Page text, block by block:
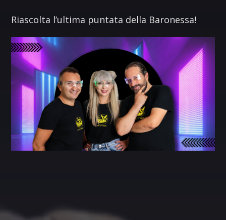
Riascolta l’ultima puntata della Baronessa!